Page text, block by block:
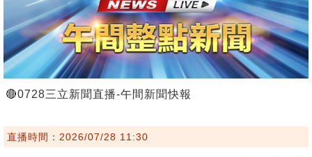
🔴0728三立新聞直播-午間新聞快報
直播時間：2026/07/28 11:30